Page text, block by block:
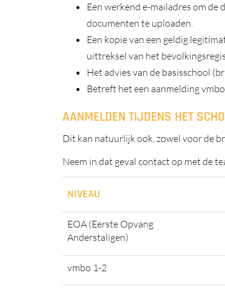
Een werkend e-mailadres om
documenten te uploaden.
Een kopie van een geldig
uittreksel van het
Het advies van de basisschool
Betreft het een aanmelding
AANMELDEN TIJDENS HET
Dit kan natuurlijk ook, zowel voor de
Neem in dat geval contact op met de
NIVEAU
EOA (Eerste Opvang
Anderstaligen)
vmbo 1-2